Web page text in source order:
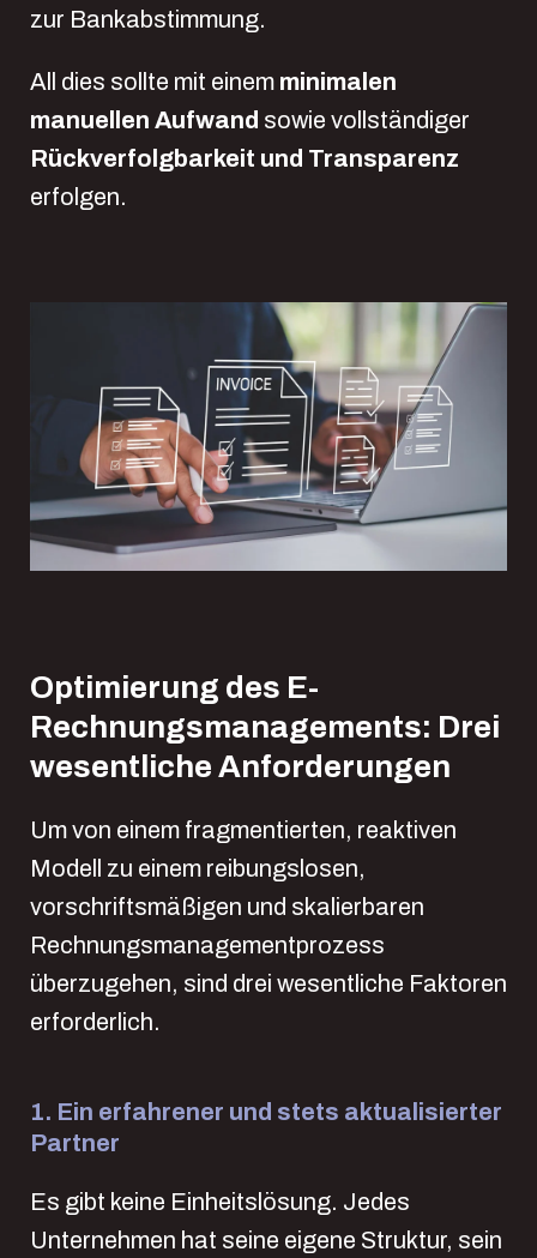
zur Bankabstimmung.
All dies sollte mit einem minimalen
manuellen Aufwand sowie vollständiger
Rückverfolgbarkeit und Transparenz
erfolgen.
Optimierung des E-
Rechnungsmanagements: Drei
wesentliche Anforderungen
Um von einem fragmentierten, reaktiven
Modell zu einem reibungslosen,
vorschriftsmäßigen und skalierbaren
Rechnungsmanagementprozess
überzugehen, sind drei wesentliche Faktoren
erforderlich.
1. Ein erfahrener und stets aktualisierter
Partner
Es gibt keine Einheitslösung. Jedes
Unternehmen hat seine eigene Struktur, sein